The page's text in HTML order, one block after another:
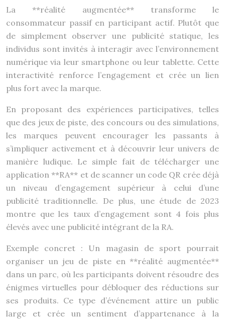
La **réalité augmentée** transforme le
consommateur passif en participant actif. Plutôt que
de simplement observer une publicité statique, les
individus sont invités à interagir avec l’environnement
numérique via leur smartphone ou leur tablette. Cette
interactivité renforce l’engagement et crée un lien
plus fort avec la marque.
En proposant des expériences participatives, telles
que des jeux de piste, des concours ou des simulations,
les marques peuvent encourager les passants à
s’impliquer activement et à découvrir leur univers de
manière ludique. Le simple fait de télécharger une
application **RA** et de scanner un code QR crée déjà
un niveau d’engagement supérieur à celui d’une
publicité traditionnelle. De plus, une étude de 2023
montre que les taux d’engagement sont 4 fois plus
élevés avec une publicité intégrant de la RA.
Exemple concret : Un magasin de sport pourrait
organiser un jeu de piste en **réalité augmentée**
dans un parc, où les participants doivent résoudre des
énigmes virtuelles pour débloquer des réductions sur
ses produits. Ce type d’événement attire un public
large et crée un sentiment d’appartenance à la